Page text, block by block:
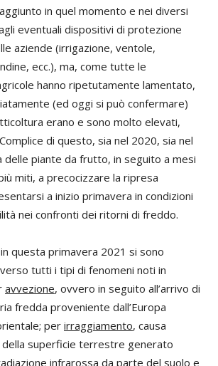
in quel momento e nei diversi
eventuali dispositivi di protezione
aziende (irrigazione, ventole,
ecc.), ma, come tutte le
hanno ripetutamente lamentato,
(ed oggi si può confermare)
erano e sono molto elevati,
di questo, sia nel 2020, sia nel
delle piante da frutto, in seguito a mesi
miti, a precocizzare la ripresa
a inizio primavera in condizioni
nei confronti dei ritorni di freddo.
questa primavera 2021 si sono
tutti i tipi di fenomeni noti in
avvezione, ovvero in seguito all’arrivo di
fredda proveniente dall’Europa
per irraggiamento, causa
superficie terrestre generato
infrarossa da parte del suolo e